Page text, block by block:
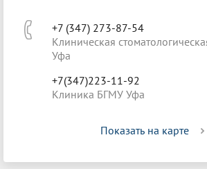
+7 (347) 273-87-54
Клиническая
Уфа
+7(347)223-11-92
Клиника БГМУ Уфа
Показать на карте